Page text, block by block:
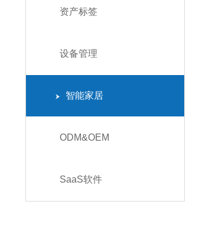
资产标签
设备管理
智能家居
ODM&OEM
SaaS软件